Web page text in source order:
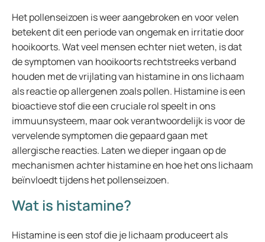
Het pollenseizoen is weer aangebroken en voor velen
betekent dit een periode van ongemak en irritatie door
hooikoorts. Wat veel mensen echter niet weten, is dat
de symptomen van hooikoorts rechtstreeks verband
houden met de vrijlating van histamine in ons lichaam
als reactie op allergenen zoals pollen. Histamine is een
bioactieve stof die een cruciale rol speelt in ons
immuunsysteem, maar ook verantwoordelijk is voor de
vervelende symptomen die gepaard gaan met
allergische reacties. Laten we dieper ingaan op de
mechanismen achter histamine en hoe het ons lichaam
beïnvloedt tijdens het pollenseizoen.
Wat is histamine?
Histamine is een stof die je lichaam produceert als